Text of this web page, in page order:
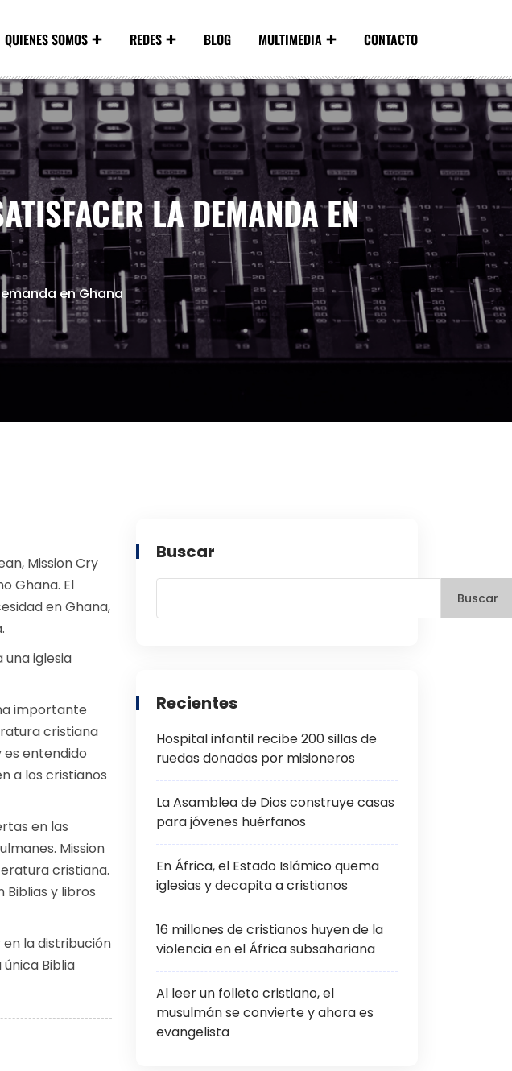
QUIENES SOMOS REDES BLOG MULTIMEDIA CONTACTO
LA DEMANDA EN
en Ghana
Mission Cry
Ghana. El
en Ghana,
.
una iglesia
importante
cristiana
es entendido
a los cristianos
en las
Mission
cristiana.
Biblias y libros
la distribución
Biblia
Buscar
Buscar
Recientes
Hospital infantil recibe 200 sillas de
ruedas donadas por misioneros
La Asamblea de Dios construye casas
para jóvenes huérfanos
En África, el Estado Islámico quema
iglesias y decapita a cristianos
16 millones de cristianos huyen de la
violencia en el África subsahariana
Al leer un folleto cristiano, el
musulmán se convierte y ahora es
evangelista